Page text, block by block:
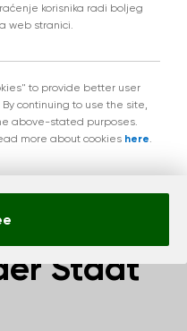
– Das
Stadt
korisnika radi boljeg
web stranici.
to provide better user
continuing to use the site,
above-stated purposes.
more about cookies here.